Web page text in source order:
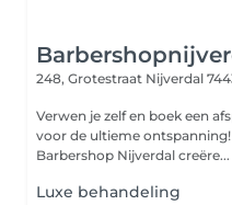
248, Grotestraat Nijverdal
Verwen je zelf en boek een
voor de ultieme
Barbershop Nijverdal creëre...
Luxe behandeling